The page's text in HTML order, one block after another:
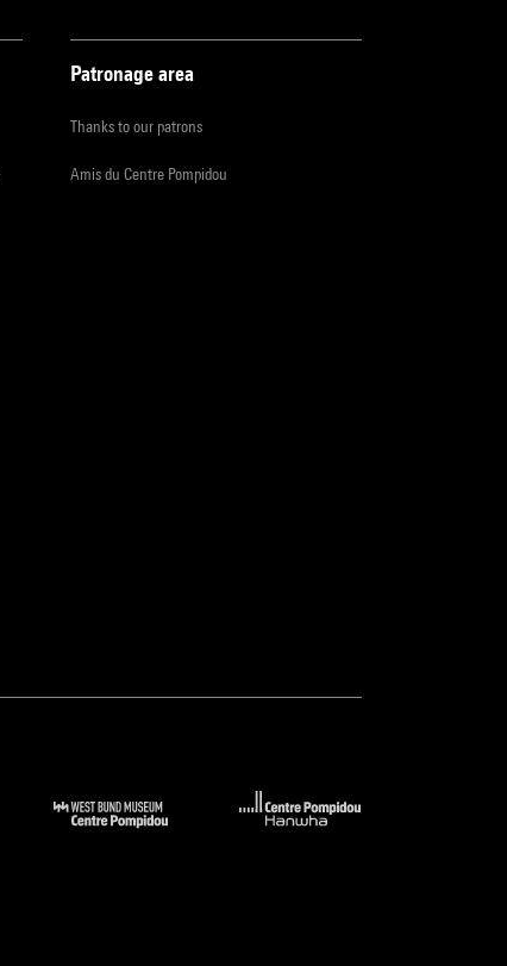
Patronage area
Thanks to our patrons
Amis du Centre Pompidou